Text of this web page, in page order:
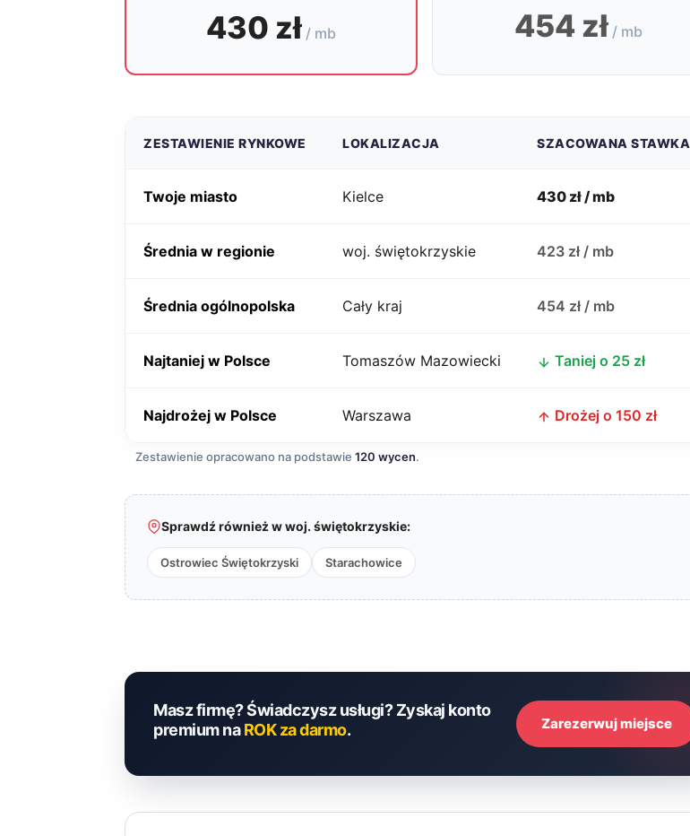
430 zł / mb 454 zł / mb
ZESTAWIENIE RYNKOWE LOKALIZACJA SZACOWANA STAWKA
Twoje miasto Kielce 430 zł / mb
Średnia w regionie woj. świętokrzyskie 423 zł / mb
Średnia ogólnopolska Cały kraj 454 zł / mb
Najtaniej w Polsce Tomaszów Mazowiecki Taniej o 25 zł
Najdrożej w Polsce Warszawa Drożej o 150 zł
Zestawienie opracowano na podstawie 120 wycen.
Sprawdź również w woj. świętokrzyskie:
Ostrowiec Świętokrzyski Starachowice
Masz firmę? Świadczysz usługi? Zyskaj konto
premium naROK za darmo. Zarezerwuj miejsce